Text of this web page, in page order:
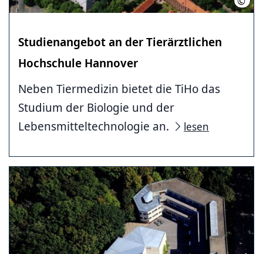
Studienangebot an der Tierärztlichen
Hochschule Hannover
Neben Tiermedizin bietet die TiHo das
Studium der Biologie und der
Lebensmitteltechnologie an.
lesen